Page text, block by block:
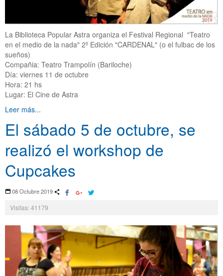
La Biblioteca Popular Astra organiza el Festival Regional "Teatro
en el medio de la nada" 2º Edición "CARDENAL" (o el fulbac de los
sueños)
Compañia: Teatro Trampolín (Bariloche)
Día: viernes 11 de octubre
Hora: 21 hs
Lugar: El Cine de Astra
Leer más...
El sábado 5 de octubre, se
realizó el workshop de
Cupcakes
08 Octubre 2019
Visitas: 41179